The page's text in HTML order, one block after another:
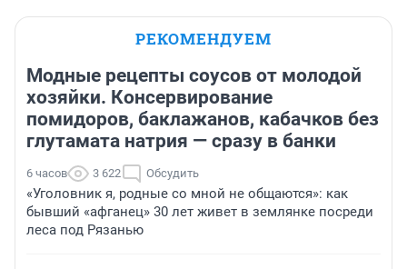
РЕКОМЕНДУЕМ
Модные рецепты соусов от молодой
хозяйки. Консервирование
помидоров, баклажанов, кабачков без
глутамата натрия — сразу в банки
6 часов 3 622 Обсудить
«Уголовник я, родные со мной не общаются»: как
бывший «афганец» 30 лет живет в землянке посреди
леса под Рязанью